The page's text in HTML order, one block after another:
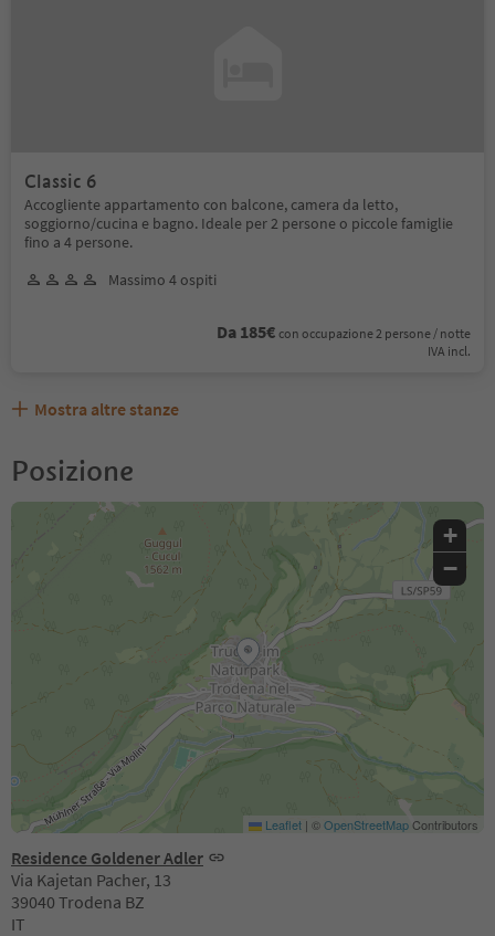
Classic 6
Accogliente appartamento con balcone, camera da letto,
soggiorno/cucina e bagno. Ideale per 2 persone o piccole famiglie
fino a 4 persone.
Massimo 4 ospiti
Da 185€ con occupazione 2 persone / notte
IVA incl.
Mostra altre stanze
Posizione
Residence Goldener Adler
Via Kajetan Pacher, 13
39040 Trodena BZ
IT
+
−
Leaflet | ©OpenStreetMapContributors